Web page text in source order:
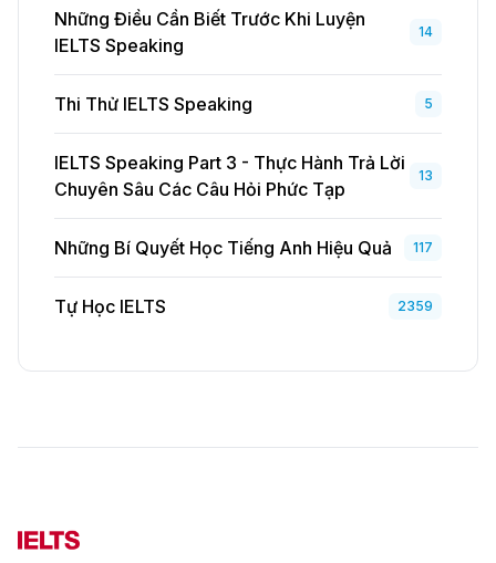
Những Điều Cần Biết Trước Khi Luyện
IELTS Speaking
14
Thi Thử IELTS Speaking 5
IELTS Speaking Part 3 - Thực Hành Trả Lời
Chuyên Sâu Các Câu Hỏi Phức Tạp
13
Những Bí Quyết Học Tiếng Anh Hiệu Quả 117
Tự Học IELTS 2359